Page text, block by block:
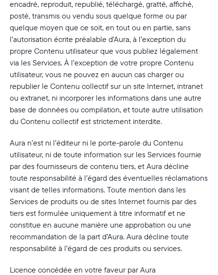
encadré, reproduit, republié, téléchargé, gratté, affiché,
posté, transmis ou vendu sous quelque forme ou par
quelque moyen que ce soit, en tout ou en partie, sans
l’autorisation écrite préalable d’Aura, à l’exception du
propre Contenu utilisateur que vous publiez légalement
via les Services. À l’exception de votre propre Contenu
utilisateur, vous ne pouvez en aucun cas charger ou
republier le Contenu collectif sur un site Internet, intranet
ou extranet, ni incorporer les informations dans une autre
base de données ou compilation, et toute autre utilisation
du Contenu collectif est strictement interdite.
Aura n’est ni l’éditeur ni le porte-parole du Contenu
utilisateur, ni de toute information sur les Services fournie
par des fournisseurs de contenu tiers, et Aura décline
toute responsabilité à l’égard des éventuelles réclamations
visant de telles informations. Toute mention dans les
Services de produits ou de sites Internet fournis par des
tiers est formulée uniquement à titre informatif et ne
constitue en aucune manière une approbation ou une
recommandation de la part d’Aura. Aura décline toute
responsabilité à l’égard de ces produits ou services.
Licence concédée en votre faveur par Aura